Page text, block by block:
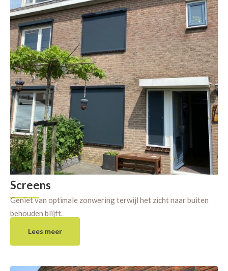
Screens
Geniet van optimale zonwering terwijl het zicht naar buiten
behouden blijft.
Lees meer